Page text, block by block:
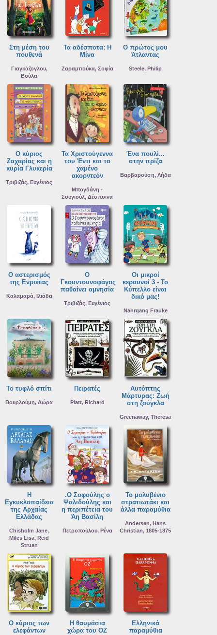
Στη μέση του
πουθενά
Γιαγκάζογλου,
Βούλα
Τα αδέσποτα: Η
Μίνα
Ζαραμπούκα, Σοφία
Ο πρώτος μου
Άτλαντας
Steele, Philip
Ο κύριος
Ζαχαρίας και η
κυρία Γλυκερία
Τριβιζάς, Ευγένιος
Τα Χριστούγεννα
του Έντι και το
χαμένο
ακορντεόν
Μπογδάνη -
Σουγιούλ, Δέσποινα
Ένα πουλί...
στην πρίζα
Βαρβαρούση, Λήδα
Ο αστερισμός
της Ενριέτας
Καλαμαρά, Ιλιάδα
Ο
Γκουντουνοφάγος
παθαίνει αμνησία
Τριβιζάς, Ευγένιος
Οι μικροί
κεραυνοί 3 - Το
Κύπελλο είναι
δικό μας!
Nahrgang Frauke
Το τυφλό σπίτι
Βουρλούμη, Δώρα
Πειρατές
Platt, Richard
Αυτόπτης
Μάρτυρας: Ζωή
στη ζούγκλα
Greenaway, Theresa
Η
Εγκυκλοπαίδεια
της Αρχαίας
Ελλάδας
Chisholm Jane,
Miles Lisa, Reid
Struan
.Ο Σοφούλης ο
Ψαλιδούλης και
η περιπέτεια του
Άη Βασίλη
Πετροπούλου, Ρένα
Το μολυβένιο
στρατιωτάκι και
άλλα παραμύθια
Andersen, Hans
Christian, 1805-1875
Ο κύριος των
ελεφάντων
Η θαυμάσια
χώρα του ΟΖ
Ελληνικά
παραμύθια